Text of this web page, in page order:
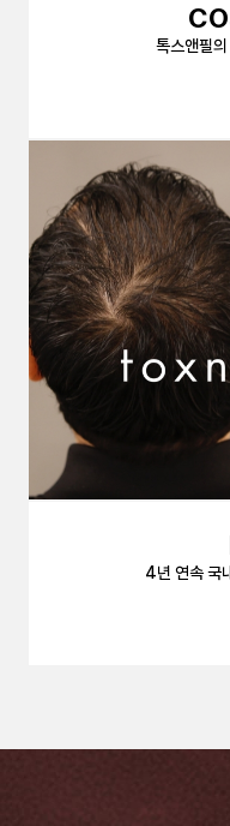
톡스앤필
4년 연속 국